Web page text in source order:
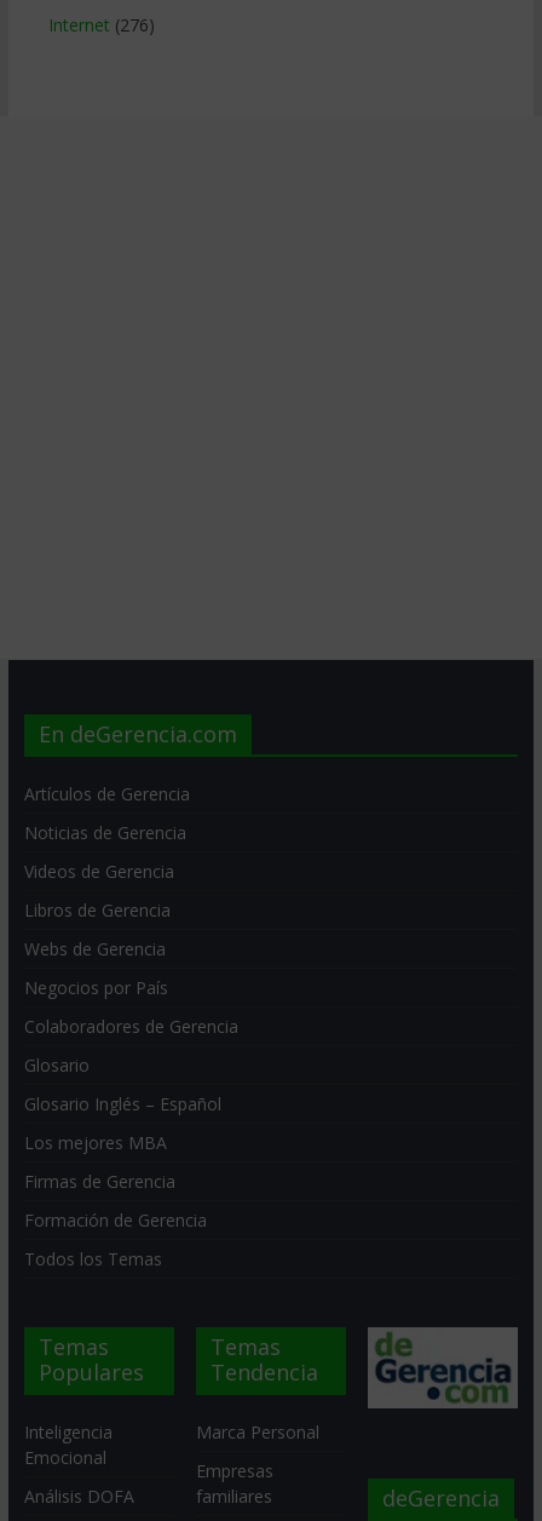
Internet (276)
En deGerencia.com
Artículos de Gerencia
Noticias de Gerencia
Videos de Gerencia
Libros de Gerencia
Webs de Gerencia
Negocios por País
Colaboradores de Gerencia
Glosario
Glosario Inglés – Español
Los mejores MBA
Firmas de Gerencia
Formación de Gerencia
Todos los Temas
Temas
Populares
Inteligencia
Emocional
Análisis DOFA
Temas
Tendencia
Marca Personal
Empresas
familiares
deGerencia